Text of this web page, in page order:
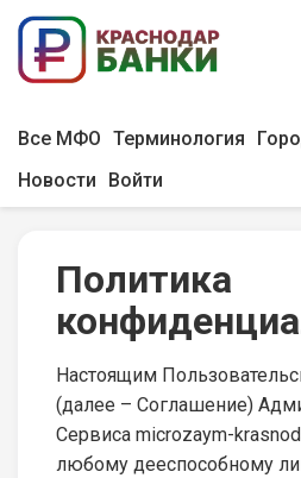
Все МФО Терминология
Новости
Войти
Политика
Настоящим
(далее – Соглашение)
Сервиса microzaym-
любому дееспособному